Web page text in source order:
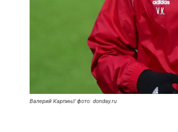
Валерий Карпин// фото: donday.ru